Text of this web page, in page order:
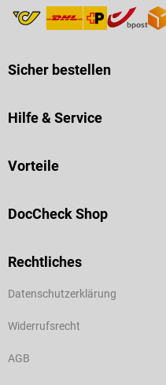
Sicher bestellen
Hilfe & Service
Vorteile
DocCheck Shop
Rechtliches
Datenschutzerklärung
Widerrufsrecht
AGB